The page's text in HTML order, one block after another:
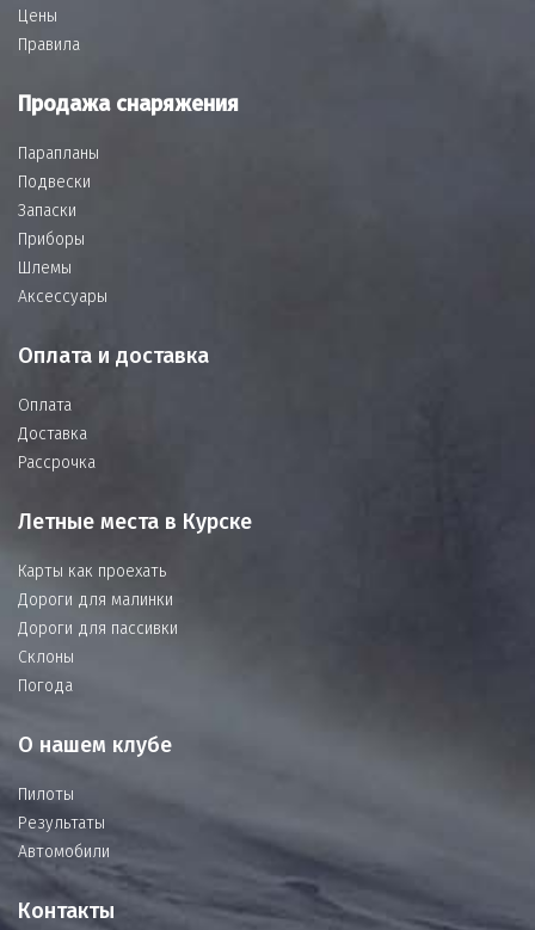
Цены
Правила
Продажа снаряжения
Парапланы
Подвески
Запаски
Приборы
Шлемы
Аксессуары
Оплата и доставка
Оплата
Доставка
Рассрочка
Летные места в Курске
Карты как проехать
Дороги для малинки
Дороги для пассивки
Склоны
Погода
О нашем клубе
Пилоты
Результаты
Автомобили
Контакты